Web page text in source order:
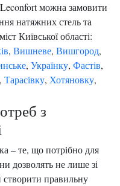
можна замовити
натяжних стель та
Київської області:
, Вишневе, Вишгород,
, Українку, Фастів,
, Тарасівку, Хотяновку,
з
– те, що потрібно для
дозволять не лише зі
правильну